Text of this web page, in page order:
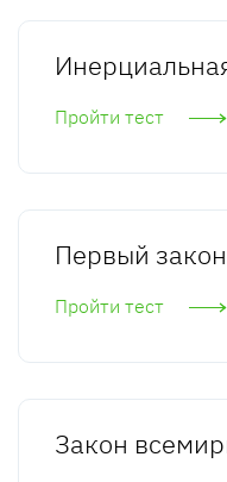
Пройти тест
Первый
Пройти тест
Закон